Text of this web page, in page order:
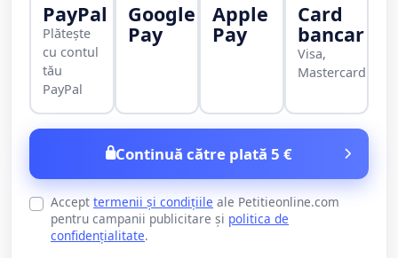
PayPal
Plătește
cu contul
tău
PayPal
Google
Pay
Apple
Pay
Card
bancar
Visa,
Mastercard
Continuă către plată 5 €
Accept termenii și condițiile ale Petitieonline.com
pentru campanii publicitare și politica de
confidențialitate.